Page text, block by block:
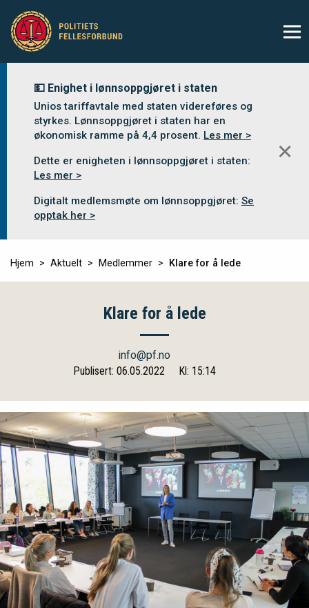
💵 Enighet i lønnsoppgjøret i staten
Unios tariffavtale med staten videreføres og
styrkes. Lønnsoppgjøret i staten har en
økonomisk ramme på 4,4 prosent. Les mer >
Dette er enigheten i lønnsoppgjøret i staten:
Les mer >
Digitalt medlemsmøte om lønnsoppgjøret: Se
opptak her >
✕
Hjem Aktuelt Medlemmer Klare for å lede
Klare for å lede
info@pf.no
Publisert: 06.05.2022
Kl: 15:14